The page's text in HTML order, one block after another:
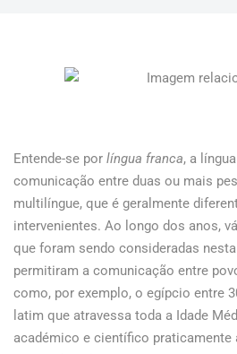
Entende-se por língua franca, a
comunicação entre duas ou mais
multilíngue, que é geralmente
intervenientes. Ao longo dos anos,
que foram sendo consideradas
permitiram a comunicação entre
como, por exemplo, o egípcio entre
latim que atravessa toda a Idade
académico e científico praticamente